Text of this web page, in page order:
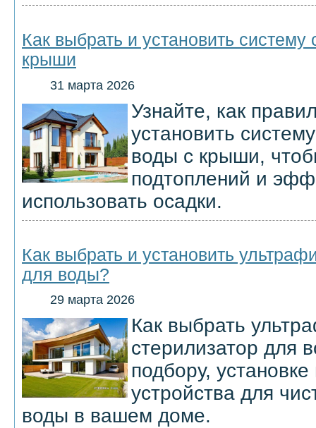
Как выбрать и установить
крыши
31 марта 2026
Узнайте, как
установить
воды с крыши,
подтоплений и
использовать осадки.
Как выбрать и установить
для воды?
29 марта 2026
Как выбрать
стерилизатор для
подбору,
устройства для
воды в вашем доме.